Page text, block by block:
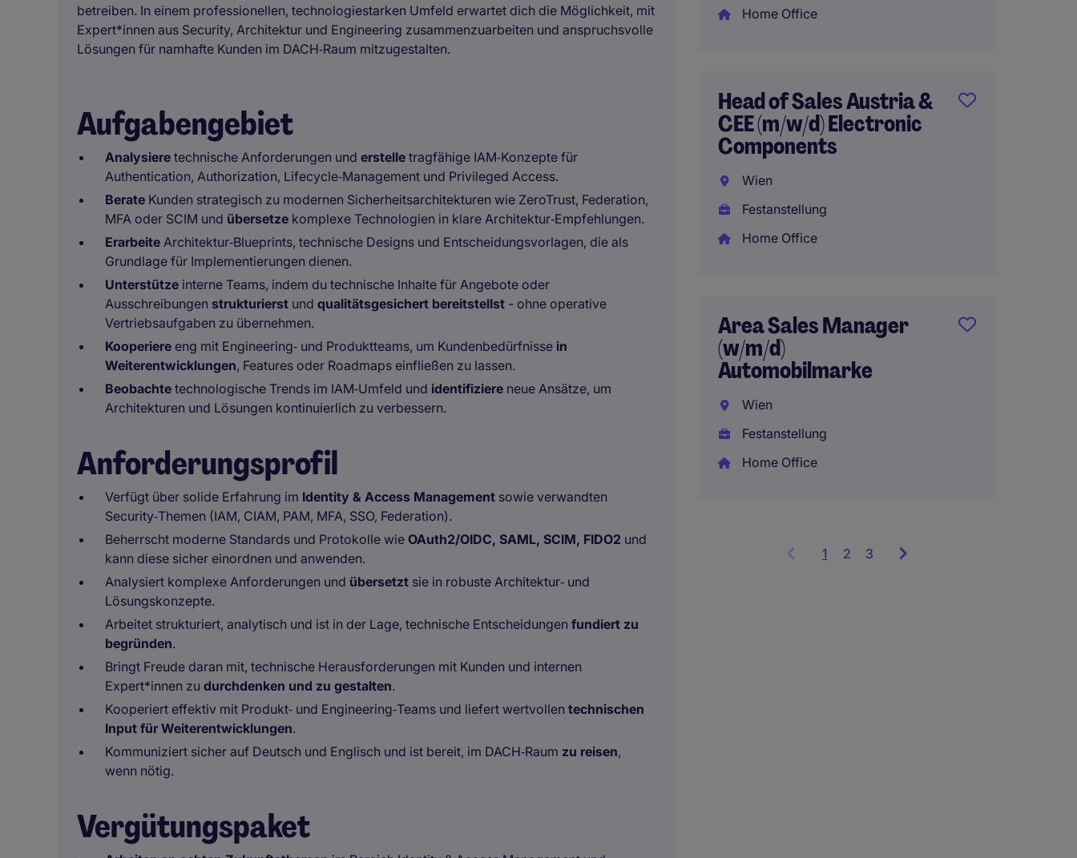
betreiben. In einem professionellen, technologiestarken Umfeld erwartet dich die Möglichkeit, mit
Expert*innen aus Security, Architektur und Engineering zusammenzuarbeiten und anspruchsvolle
Lösungen für namhafte Kunden im DACH‑Raum mitzugestalten.
Aufgabengebiet
Analysiere technische Anforderungen und erstelle tragfähige IAM‑Konzepte für
Authentication, Authorization, Lifecycle‑Management und Privileged Access.
Berate Kunden strategisch zu modernen Sicherheitsarchitekturen wie ZeroTrust, Federation,
MFA oder SCIM und übersetze komplexe Technologien in klare Architektur‑Empfehlungen.
Erarbeite Architektur‑Blueprints, technische Designs und Entscheidungsvorlagen, die als
Grundlage für Implementierungen dienen.
Unterstütze interne Teams, indem du technische Inhalte für Angebote oder
Ausschreibungen strukturierst und qualitätsgesichert bereitstellst - ohne operative
Vertriebsaufgaben zu übernehmen.
Kooperiere eng mit Engineering‑ und Produktteams, um Kundenbedürfnisse in
Weiterentwicklungen, Features oder Roadmaps einfließen zu lassen.
Beobachte technologische Trends im IAM‑Umfeld und identifiziere neue Ansätze, um
Architekturen und Lösungen kontinuierlich zu verbessern.
Anforderungsprofil
Verfügt über solide Erfahrung im Identity & Access Management sowie verwandten
Security‑Themen (IAM, CIAM, PAM, MFA, SSO, Federation).
Beherrscht moderne Standards und Protokolle wie OAuth2/OIDC, SAML, SCIM, FIDO2 und
kann diese sicher einordnen und anwenden.
Analysiert komplexe Anforderungen und übersetzt sie in robuste Architektur‑ und
Lösungskonzepte.
Arbeitet strukturiert, analytisch und ist in der Lage, technische Entscheidungen fundiert zu
begründen.
Bringt Freude daran mit, technische Herausforderungen mit Kunden und internen
Expert*innen zu durchdenken und zu gestalten.
Kooperiert effektiv mit Produkt‑ und Engineering‑Teams und liefert wertvollen technischen
Input für Weiterentwicklungen.
Kommuniziert sicher auf Deutsch und Englisch und ist bereit, im DACH‑Raum zu reisen,
wenn nötig.
Vergütungspaket
Home Office
Head of Sales Austria &
CEE (m/w/d) Electronic
Components
Wien
Festanstellung
Home Office
Area Sales Manager
(w/m/d)
Automobilmarke
Wien
Festanstellung
Home Office
1 Showing
2 3